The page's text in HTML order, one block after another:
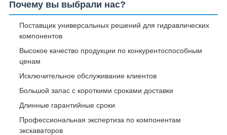
Почему вы выбрали нас?
Поставщик универсальных решений для гидравлических
компонентов
Высокое качество продукции по конкурентоспособным
ценам
Исключительное обслуживание клиентов
Большой запас с короткими сроками доставки
Длинные гарантийные сроки
Профессиональная экспертиза по компонентам
экскаваторов